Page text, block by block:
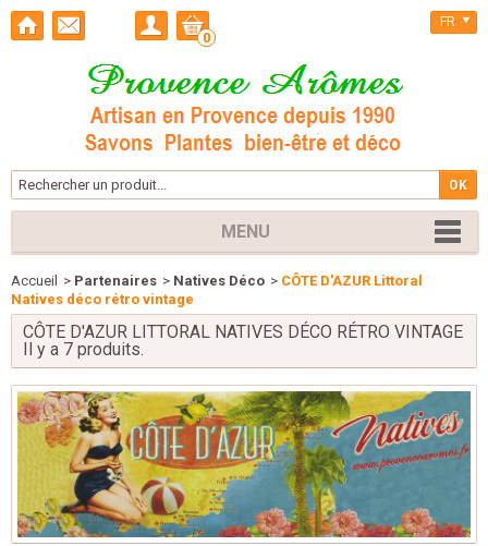
0
FR
MENU
Accueil > Partenaires > Natives Déco > CÔTE D'AZUR Littoral
Natives déco rétro vintage
CÔTE D'AZUR LITTORAL NATIVES DÉCO RÉTRO VINTAGE
Il y a 7 produits.